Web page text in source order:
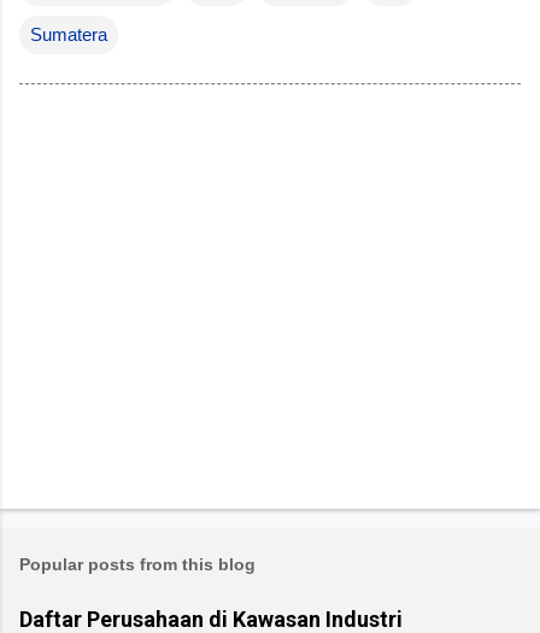
Sumatera
Popular posts from this blog
Daftar Perusahaan di Kawasan Industri